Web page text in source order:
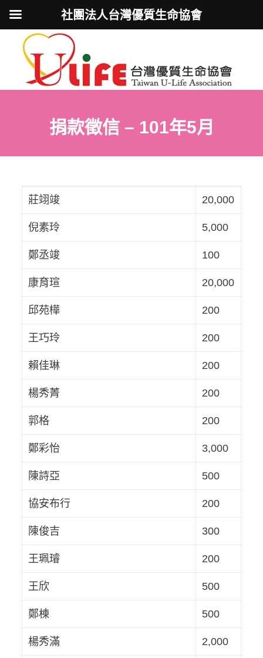
捐款徵信 – 101年5月
莊翊竣 20,000
倪素玲 5,000
鄭丞竣 100
康育瑄 20,000
邱苑樺 200
王巧玲 200
賴佳琳 200
楊秀菁 200
郭格 200
鄭彩怡 3,000
陳詩亞 500
協安布行 200
陳俊吉 300
王珮璿 200
王欣 500
鄭棟 500
楊秀滿 2,000
社團法人台灣優質生命協會